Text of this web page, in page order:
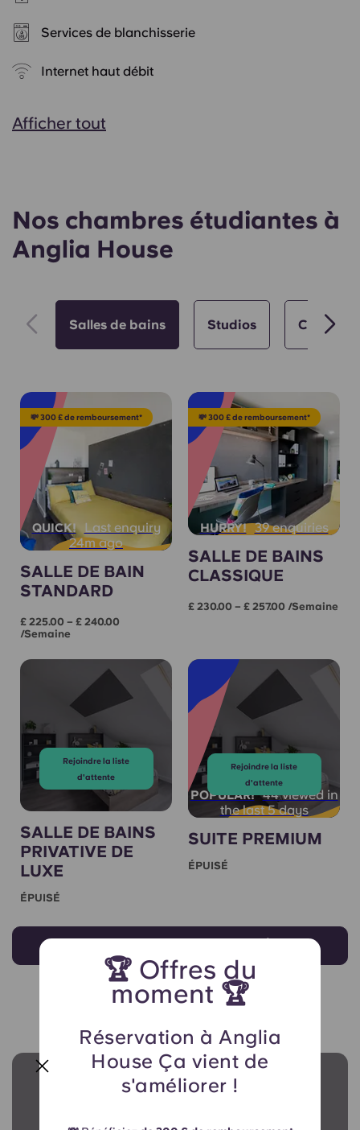
🏆 Offres du
moment 🏆
Réservation à Anglia
House Ça vient de
s'améliorer !
Services de blanchisserie
Internet haut débit
Afficher tout
Nos chambres étudiantes à
Anglia House
Salles de bains Studios Choix
💸 300 £ de remboursement*
QUICK!
Last enquiry
24m ago
SALLE DE BAIN
STANDARD
£ 225.00 – £ 240.00
/semaine
💸 300 £ de remboursement*
HURRY! 39 enquiries
SALLE DE BAINS
CLASSIQUE
£ 230.00 – £ 257.00 /semaine
Rejoindre la liste
d'attente
SALLE DE BAINS
PRIVATIVE DE
LUXE
ÉPUISÉ
POPULAR! 44 viewed in
the last 5 days
Rejoindre la liste
d'attente
SUITE PREMIUM
ÉPUISÉ